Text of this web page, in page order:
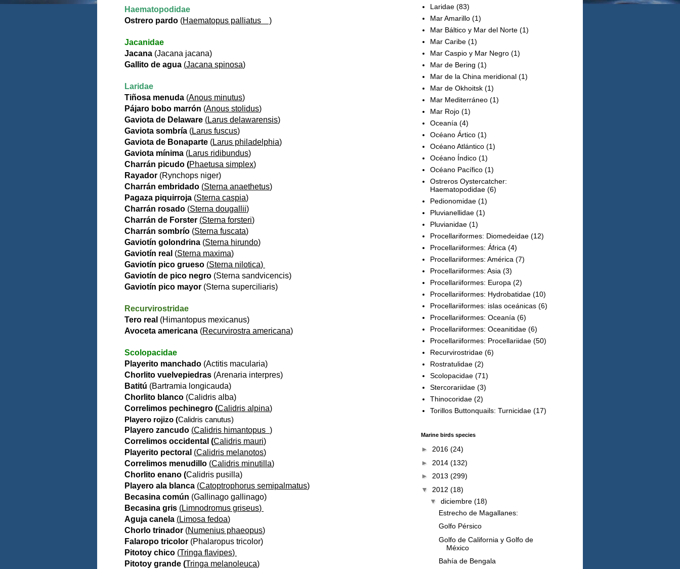
Haematopodidae
Ostrero pardo (Haematopus palliatus )
Jacanidae
Jacana (Jacana jacana)
Gallito de agua (Jacana spinosa)
Laridae
Tiñosa menuda (Anous minutus)
Pájaro bobo marrón (Anous stolidus)
Gaviota de Delaware (Larus delawarensis)
Gaviota sombría (Larus fuscus)
Gaviota de Bonaparte (Larus philadelphia)
Gaviota mínima (Larus ridibundus)
Charrán picudo (Phaetusa simplex)
Rayador (Rynchops niger)
Charrán embridado (Sterna anaethetus)
Pagaza piquirroja (Sterna caspia)
Charrán rosado (Sterna dougallii)
Charrán de Forster (Sterna forsteri)
Charrán sombrío (Sterna fuscata)
Gaviotín golondrina (Sterna hirundo)
Gaviotín real (Sterna maxima)
Gaviotín pico grueso (Sterna nilotica)
Gaviotín de pico negro (Sterna sandvicencis)
Gaviotín pico mayor (Sterna superciliaris)
Recurvirostridae
Tero real (Himantopus mexicanus)
Avoceta americana (Recurvirostra americana)
Scolopacidae
Playerito manchado (Actitis macularia)
Chorlito vuelvepiedras (Arenaria interpres)
Batitú (Bartramia longicauda)
Chorlito blanco (Calidris alba)
Correlimos pechinegro (Calidris alpina)
Playero rojizo (Calidris canutus)
Playero zancudo (Calidris himantopus )
Correlimos occidental (Calidris mauri)
Playerito pectoral (Calidris melanotos)
Correlimos menudillo (Calidris minutilla)
Chorlito enano (Calidris pusilla)
Playero ala blanca (Catoptrophorus semipalmatus)
Becasina común (Gallinago gallinago)
Becasina gris (Limnodromus griseus)
Aguja canela (Limosa fedoa)
Chorlo trinador (Numenius phaeopus)
Falaropo tricolor (Phalaropus tricolor)
Pitotoy chico (Tringa flavipes)
Pitotoy grande (Tringa melanoleuca)
Laridae (83)
Mar Amarillo (1)
Mar Báltico y Mar del Norte (1)
Mar Caribe (1)
Mar Caspio y Mar Negro (1)
Mar de Bering (1)
Mar de la China meridional (1)
Mar de Okhoitsk (1)
Mar Mediterráneo (1)
Mar Rojo (1)
Oceanía (4)
Océano Ártico (1)
Océano Atlántico (1)
Océano Índico (1)
Océano Pacífico (1)
Ostreros Oystercatcher:
Haematopodidae (6)
Pedionomidae (1)
Pluvianellidae (1)
Pluvianidae (1)
Procellariformes: Diomedeidae (12)
Procellariiformes: África (4)
Procellariiformes: América (7)
Procellariiformes: Asia (3)
Procellariiformes: Europa (2)
Procellariiformes: Hydrobatidae (10)
Procellariiformes: islas oceánicas (6)
Procellariiformes: Oceanía (6)
Procellariiformes: Oceanitidae (6)
Procellariiformes: Procellariidae (50)
Recurvirostridae (6)
Rostratulidae (2)
Scolopacidae (71)
Stercorariidae (3)
Thinocoridae (2)
Torillos Buttonquails: Turnicidae (17)
Marine birds species
► 2016 (24)
► 2014 (132)
► 2013 (299)
▼ 2012 (18)
▼ diciembre (18)
Estrecho de Magallanes:
Golfo Pérsico
Golfo de California y Golfo de
México
Bahía de Bengala